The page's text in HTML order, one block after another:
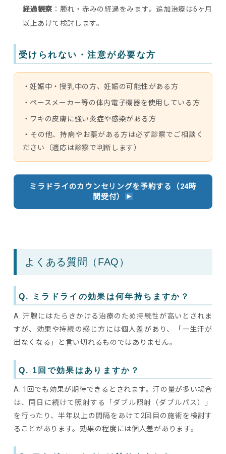
経過観察 ：腫れ・赤みの経過をみます。追加治療は6ヶ月
以上あけて検討します。
受けられない・注意が必要な方
・妊娠中・授乳中の方、妊娠の可能性がある方
・ペースメーカー等の体内電子機器を使用している方
・ワキの皮膚に強い炎症や感染がある方
・その他、持病やお薬がある方は必ず診察でご相談く
ださい（適応は診察で判断します）
ミラドライのカウンセリングを予約する（24時
間受付）
よくある質問（FAQ）
Q. ミラドライの効果は何年持ちますか？
A. 汗腺にはたらきかける治療のため持続性が高いとされま
すが、効果や持続の感じ方には個人差があり、「一生汗が
出なくなる」と言い切れるものではありません。
Q. 1回で効果はありますか？
A. 1回でも効果が期待できるとされます。汗の量が多い場合
は、同日に続けて照射する「ダブル照射（ダブルパス）」
を行ったり、半年以上の間隔をあけて2回目の施術を検討す
ることがあります。効果の程度には個人差があります。